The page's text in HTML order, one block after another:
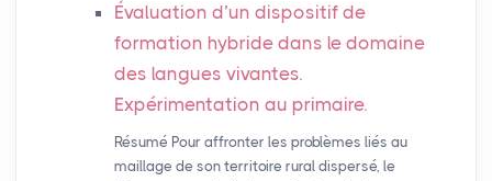
Évaluation d’un dispositif de
formation hybride dans le domaine
des langues vivantes.
Expérimentation au primaire.
Résumé Pour affronter les problèmes liés au
maillage de son territoire rural dispersé, le